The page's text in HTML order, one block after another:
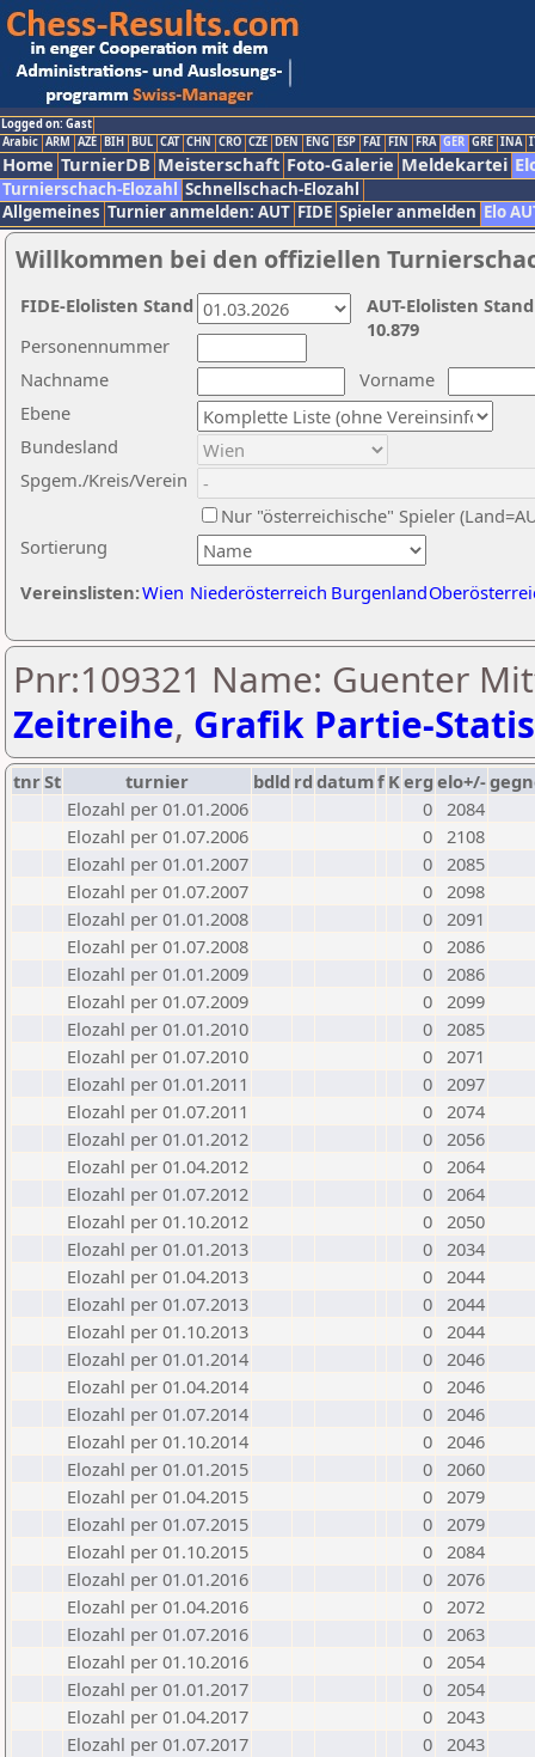
Logged on: Gast
Arabic ARM AZE BIH BUL CAT CHN CRO CZE DEN ENG ESP FAI FIN FRA GER GRE INA
Home TurnierDB Meisterschaft Foto-Galerie Meldekartei
Turnierschach-Elozahl Schnellschach-Elozahl
Allgemeines Turnier anmelden: AUT FIDE Spieler anmelden Elo
Willkommen bei den offiziellen
Nachname
Vorname
Ebene
Sortierung
Personennummer
Bundesland
Spgem./Kreis/Verein
Nur "österreichische" Spieler
Vereinslisten:Wien Niederösterreich Burgenland
AUT-Elolisten
10.879
FIDE-Elolisten Stand
Pnr:109321 Name: Guenter
Zeitreihe, Grafik Partie-
tnrSt turnier bdld rd datumf Kerg elo+/-
Elozahl per 01.01.2006
0 2084
Elozahl per 01.07.2006
0 2108
Elozahl per 01.01.2007
0 2085
Elozahl per 01.07.2007
0 2098
Elozahl per 01.01.2008
0 2091
Elozahl per 01.07.2008
0 2086
Elozahl per 01.01.2009
0 2086
Elozahl per 01.07.2009
0 2099
Elozahl per 01.01.2010
0 2085
Elozahl per 01.07.2010
0 2071
Elozahl per 01.01.2011
0 2097
Elozahl per 01.07.2011
0 2074
Elozahl per 01.01.2012
0 2056
Elozahl per 01.04.2012
0 2064
Elozahl per 01.07.2012
0 2064
Elozahl per 01.10.2012
0 2050
Elozahl per 01.01.2013
0 2034
Elozahl per 01.04.2013
0 2044
Elozahl per 01.07.2013
0 2044
Elozahl per 01.10.2013
0 2044
Elozahl per 01.01.2014
0 2046
Elozahl per 01.04.2014
0 2046
Elozahl per 01.07.2014
0 2046
Elozahl per 01.10.2014
0 2046
Elozahl per 01.01.2015
0 2060
Elozahl per 01.04.2015
0 2079
Elozahl per 01.07.2015
0 2079
Elozahl per 01.10.2015
0 2084
Elozahl per 01.01.2016
0 2076
Elozahl per 01.04.2016
0 2072
Elozahl per 01.07.2016
0 2063
Elozahl per 01.10.2016
0 2054
Elozahl per 01.01.2017
0 2054
Elozahl per 01.04.2017
0 2043
Elozahl per 01.07.2017
0 2043